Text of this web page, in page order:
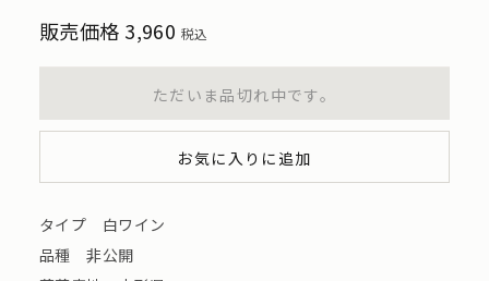
販売価格 3,960 税込
ただいま品切れ中です。
お気に入りに追加
タイプ 白ワイン
品種 非公開